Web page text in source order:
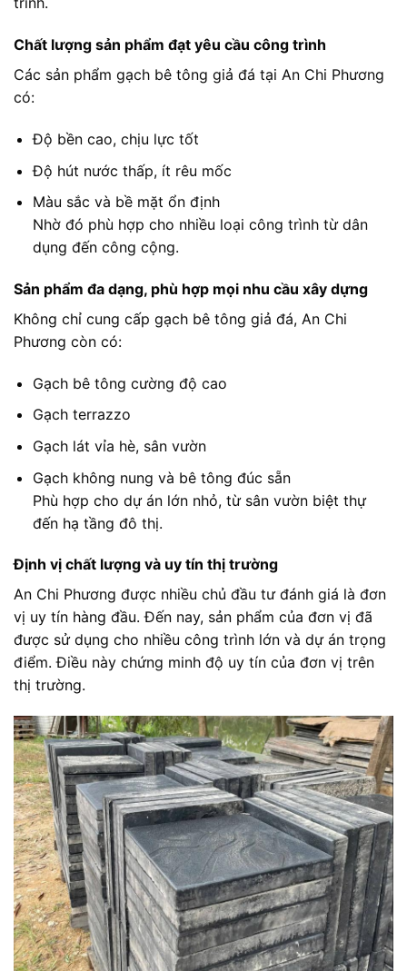
Chất lượng sản phẩm đạt yêu cầu công trình
Các sản phẩm gạch bê tông giả đá tại An Chi Phương
có:
Độ bền cao, chịu lực tốt
Độ hút nước thấp, ít rêu mốc
Màu sắc và bề mặt ổn định
Nhờ đó phù hợp cho nhiều loại công trình từ dân
dụng đến công cộng.
Sản phẩm đa dạng, phù hợp mọi nhu cầu xây dựng
Không chỉ cung cấp gạch bê tông giả đá, An Chi
Phương còn có:
Gạch bê tông cường độ cao
Gạch terrazzo
Gạch lát vỉa hè, sân vườn
Gạch không nung và bê tông đúc sẵn
Phù hợp cho dự án lớn nhỏ, từ sân vườn biệt thự
đến hạ tầng đô thị.
Định vị chất lượng và uy tín thị trường
An Chi Phương được nhiều chủ đầu tư đánh giá là đơn
vị uy tín hàng đầu. Đến nay, sản phẩm của đơn vị đã
được sử dụng cho nhiều công trình lớn và dự án trọng
điểm. Điều này chứng minh độ uy tín của đơn vị trên
thị trường.